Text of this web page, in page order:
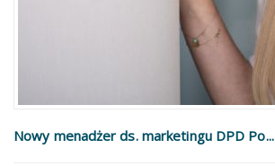
Nowy menadżer ds. marketingu DPD Po...